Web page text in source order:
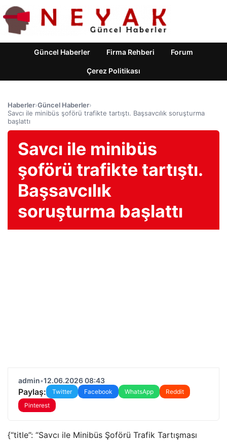
Güncel Haberler Firma Rehberi Forum
Çerez Politikası
Haberler›Güncel Haberler›
Savcı ile minibüs şoförü trafikte tartıştı. Başsavcılık soruşturma
başlattı
Savcı ile minibüs
şoförü trafikte tartıştı.
Başsavcılık
soruşturma başlattı
admin•12.06.2026 08:43
Paylaş: Twitter Facebook WhatsApp
Reddit
Pinterest
{“title”: “Savcı ile Minibüs Şoförü Trafik Tartışması